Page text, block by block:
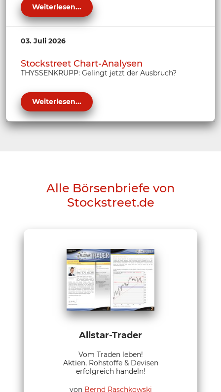
Weiterlesen...
03. Juli 2026
Stockstreet Chart-Analysen
THYSSENKRUPP: Gelingt jetzt der Ausbruch?
Weiterlesen...
Alle Börsenbriefe von
Stockstreet.de
Allstar-Trader
Vom Traden leben!
Aktien, Rohstoffe & Devisen
erfolgreich handeln!
von Bernd Raschkowski